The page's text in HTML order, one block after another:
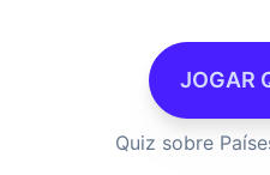
JOGAR
Quiz sobre